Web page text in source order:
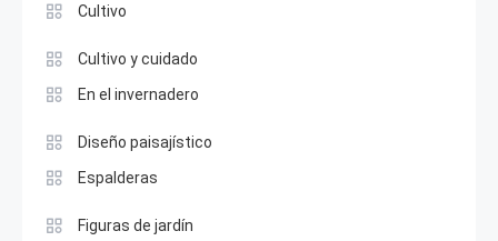
Cultivo
Cultivo y cuidado
En el invernadero
Diseño paisajístico
Espalderas
Figuras de jardín